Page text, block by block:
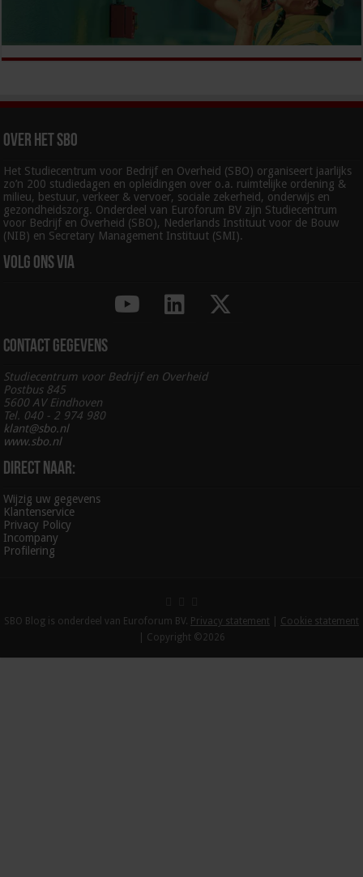
Over het SBO
Het Studiecentrum voor Bedrijf en Overheid (SBO) organiseert jaarlijks
zo’n 200 studiedagen en opleidingen over o.a. ruimtelijke ordening &
milieu, bestuur, verkeer & vervoer, sociale zekerheid, onderwijs en
gezondheidszorg. Onderdeel van Euroforum BV zijn Studiecentrum
voor Bedrijf en Overheid (SBO), Nederlands Instituut voor de Bouw
(NIB) en Secretary Management Instituut (SMI).
Volg ons via
Contact gegevens
Studiecentrum voor Bedrijf en Overheid
Postbus 845
5600 AV Eindhoven
Tel. 040 - 2 974 980
klant@sbo.nl
www.sbo.nl
Direct naar:
Wijzig uw gegevens
Klantenservice
Privacy Policy
Incompany
Profilering
SBO Blog is onderdeel van Euroforum BV. Privacy statement
Cookie statement
| Copyright ©2026